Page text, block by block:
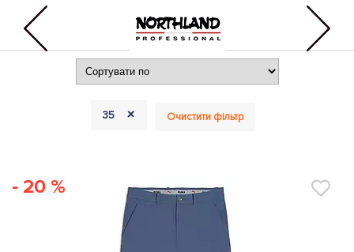
35 + Очистити фільтр
- 20 %